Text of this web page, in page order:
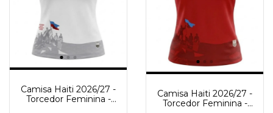
Camisa Haiti 2026/27 -
Torcedor Feminina -
Camisa Haiti 2026/27 -
Torcedor Feminina -